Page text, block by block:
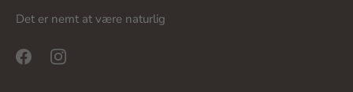
Det er nemt at være naturlig